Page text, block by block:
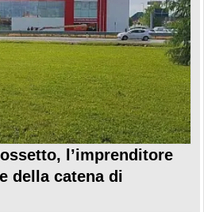
l’imprenditore
della catena di